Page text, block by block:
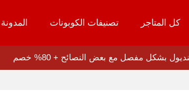
كل المتاجر تصنيفات الكوبونات المدونة
بشكل مفصل مع بعض النصائح + 80% خصم